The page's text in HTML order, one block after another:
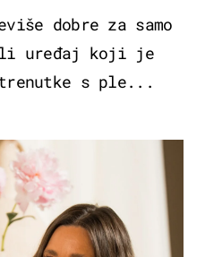
dobre za samo
uređaj koji je
s ple...